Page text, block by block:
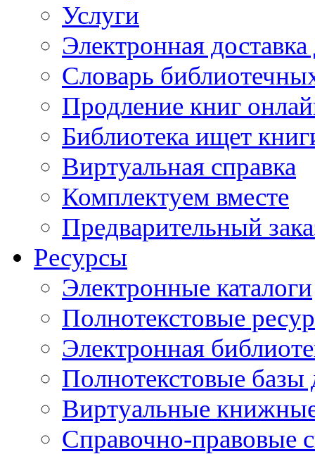
Услуги
Электронная
Словарь
Продление книг
Библиотека ищет
Виртуальная справка
Комплектуем вместе
Предварительный
Ресурсы
Электронные каталоги
Полнотекстовые
Электронная
Полнотекстовые
Виртуальные
Справочно-правовые